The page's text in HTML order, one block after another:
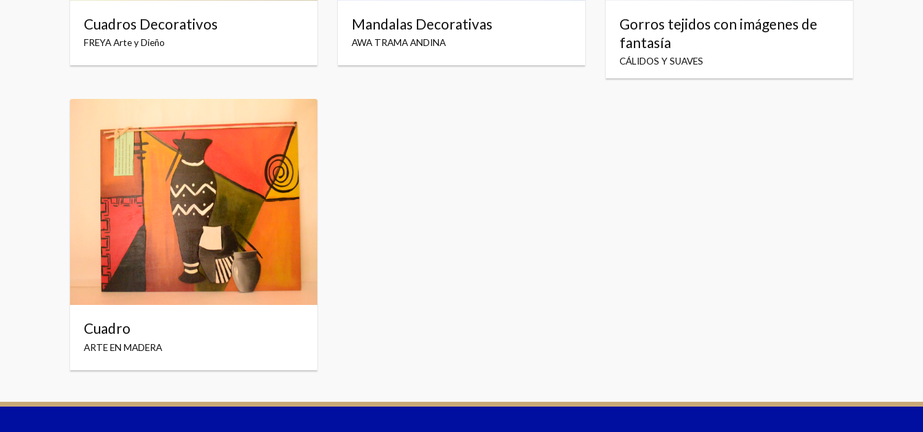
Cuadros Decorativos
FREYA Arte y Dieño
Mandalas Decorativas
AWA TRAMA ANDINA
Gorros tejidos con imágenes de
fantasía
CÁLIDOS Y SUAVES
Cuadro
ARTE EN MADERA